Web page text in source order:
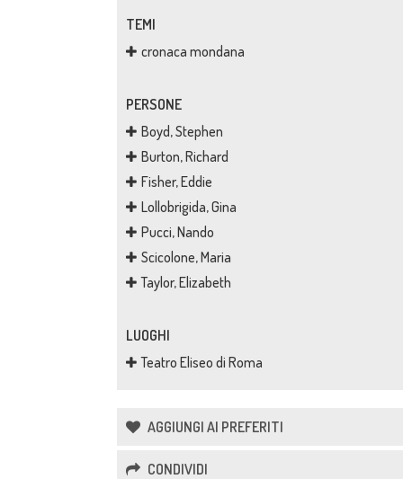
TEMI
cronaca mondana
PERSONE
Boyd, Stephen
Burton, Richard
Fisher, Eddie
Lollobrigida, Gina
Pucci, Nando
Scicolone, Maria
Taylor, Elizabeth
LUOGHI
Teatro Eliseo di Roma
AGGIUNGI AI PREFERITI
CONDIVIDI